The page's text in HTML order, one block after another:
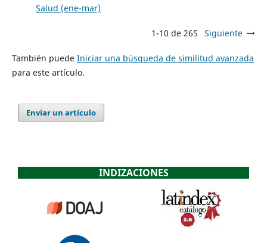
Salud (ene-mar)
1-10 de 265 Siguiente
También puede Iniciar una búsqueda de similitud avanzada
para este artículo.
Enviar un artículo
INDIZACIONES